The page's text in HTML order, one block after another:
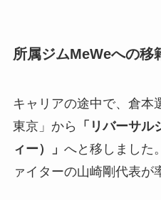
所属ジムMeWeへの移
キャリアの途中で、倉本
東京」から
「リバーサ
ィー）」 へと移しました
ァイターの山崎剛代表が